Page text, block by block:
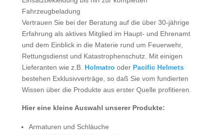
Fahrzeugbeladung
Vertrauen Sie bei der Beratung auf die über 30-jährige
Erfahrung als aktives Mitglied im Haupt- und Ehrenamt
und dem Einblick in die Materie rund um Feuerwehr,
Rettungsdienst und Katastrophenschutz. Mit einigen
Lieferanten wie z.B. Holmatro oder Pacific Helmets
bestehen Exklusivverträge, so daß Sie vom fundierten
Wissen über die Produkte aus erster Quelle profitieren.
Hier eine kleine Auswahl unserer Produkte:
Armaturen und Schläuche